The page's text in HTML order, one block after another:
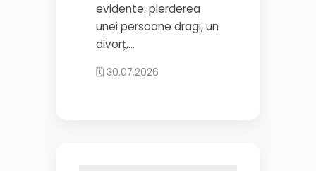
evidente: pierderea
unei persoane dragi, un
divorț,...
🗓 30.07.2026